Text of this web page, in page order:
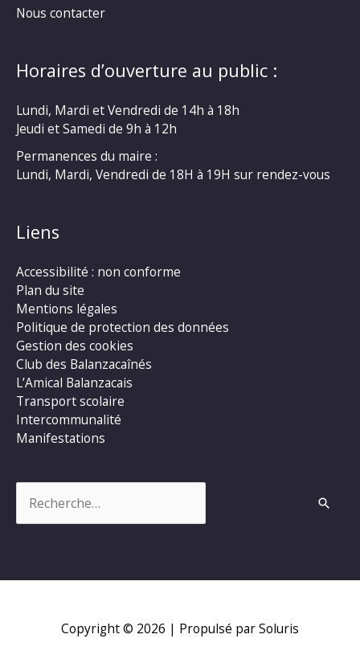
Nous contacter
Horaires d’ouverture au public :
Lundi, Mardi et Vendredi de 14h à 18h
Jeudi et Samedi de 9h à 12h
Permanences du maire :
Lundi, Mardi, Vendredi de 18H à 19H sur rendez-vous
Liens
Accessibilité : non conforme
Plan du site
Mentions légales
Politique de protection des données
Gestion des cookies
Club des Balanzacaînés
L’Amical Balanzacais
Transport scolaire
Intercommunalité
Manifestations
Copyright © 2026 | Propulsé par Soluris